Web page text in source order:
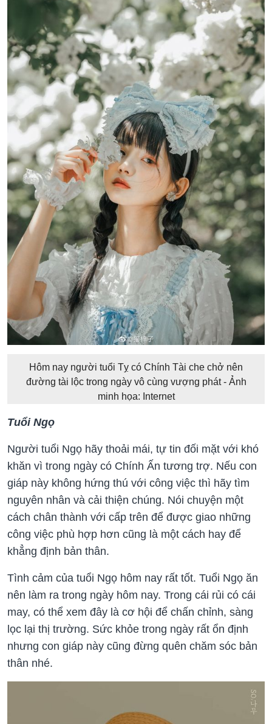
Hôm nay người tuổi Tỵ có Chính Tài che chở nên
đường tài lộc trong ngày vô cùng vượng phát - Ảnh
minh họa: Internet
Tuổi Ngọ
Người tuổi Ngọ hãy thoải mái, tự tin đối mặt với khó
khăn vì trong ngày có Chính Ấn tương trợ. Nếu con
giáp này không hứng thú với công việc thì hãy tìm
nguyên nhân và cải thiện chúng. Nói chuyện một
cách chân thành với cấp trên để được giao những
công việc phù hợp hơn cũng là một cách hay để
khẳng định bản thân.
Tình cảm của tuổi Ngọ hôm nay rất tốt. Tuổi Ngọ ăn
nên làm ra trong ngày hôm nay. Trong cái rủi có cái
may, có thể xem đây là cơ hội để chấn chỉnh, sàng
lọc lại thị trường. Sức khỏe trong ngày rất ổn định
nhưng con giáp này cũng đừng quên chăm sóc bản
thân nhé.